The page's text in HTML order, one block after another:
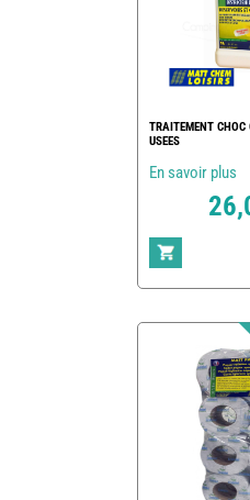
TRAITEMENT CHOC
USEES
En savoir plus